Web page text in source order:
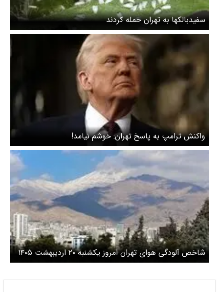
سفیدبالکها به تهران حمله کردند
واکنش ترامپ به پاسخ تهران: خوشم نیامد!
شاخص آلودگی هوای تهران امروز یکشنبه ۲۰ اردیبهشت ۱۴۰۵